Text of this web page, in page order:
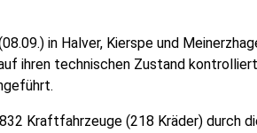
in Halver, Kierspe und
ihren technischen Zustand
Kraftfahrzeuge (218 Kräder) durch